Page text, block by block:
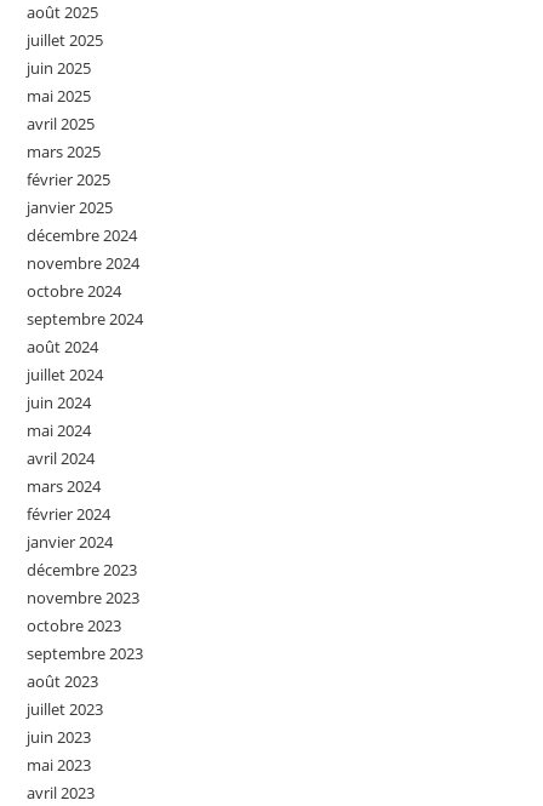
août 2025
juillet 2025
juin 2025
mai 2025
avril 2025
mars 2025
février 2025
janvier 2025
décembre 2024
novembre 2024
octobre 2024
septembre 2024
août 2024
juillet 2024
juin 2024
mai 2024
avril 2024
mars 2024
février 2024
janvier 2024
décembre 2023
novembre 2023
octobre 2023
septembre 2023
août 2023
juillet 2023
juin 2023
mai 2023
avril 2023